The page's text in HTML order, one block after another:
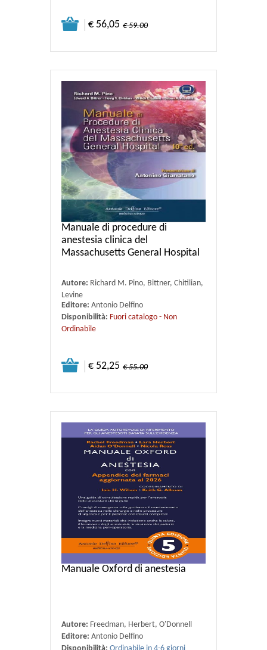
€ 56,05 € 59.00
Manuale di procedure di
anestesia clinica del
Massachusetts General Hospital
Autore: Richard M. Pino, Bittner, Chitilian,
Levine
Editore: Antonio Delfino
Disponibilità: Fuori catalogo - Non
Ordinabile
€ 52,25 € 55.00
Manuale Oxford di anestesia
Autore: Freedman, Herbert, O'Donnell
Editore: Antonio Delfino